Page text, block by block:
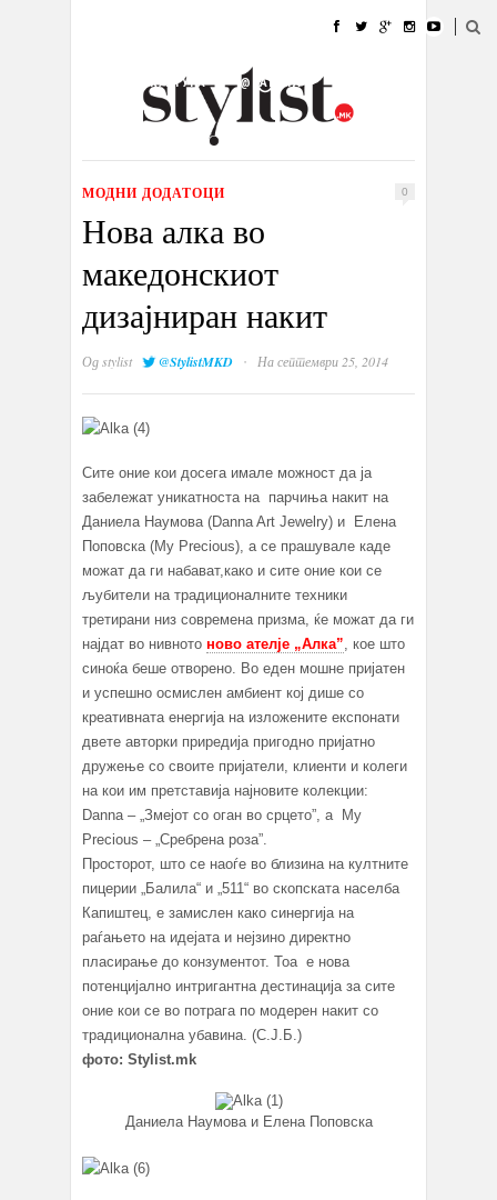
УБАВИНА
КУЛТУРА @РАБОТА
ИЗЛОГ
МОДНИ ДОДАТОЦИ 0
Нова алка во
македонскиот
дизајниран накит
Одstylist @StylistMKD · На септември 25, 2014
Сите оние кои досега имале можност да ја
забележат уникатноста на парчиња накит на
Даниела Наумова (Danna Art Jewelry) и Елена
Поповска (My Precious), a се прашувале каде
можат да ги набават,како и сите оние кои се
љубители на традиционалните техники
третирани низ современа призма, ќе можат да ги
најдат во нивното ново ателје „Алка”, кое што
синоќа беше отворено. Во еден мошне пријатен
и успешно осмислен амбиент кој дише со
креативната енергија на изложените експонати
двете авторки приредија пригодно пријатно
дружење со своите пријатели, клиенти и колеги
на кои им претставија најновите колекции:
Danna – „Змејот со оган во срцето”, а My
Precious – „Сребрена роза”.
Просторот, што се наоѓе во близина на култните
пицерии „Балила“ и „511“ во скопската населба
Капиштец, е замислен како синергија на
раѓањето на идејата и нејзино директно
пласирање до конзументот. Тоа e нова
потенцијално интригантна дестинација за сите
оние кои се во потрага по модерен накит со
традиционална убавина. (С.Ј.Б.)
фото: Stylist.mk
Даниела Наумова и Елена Поповска